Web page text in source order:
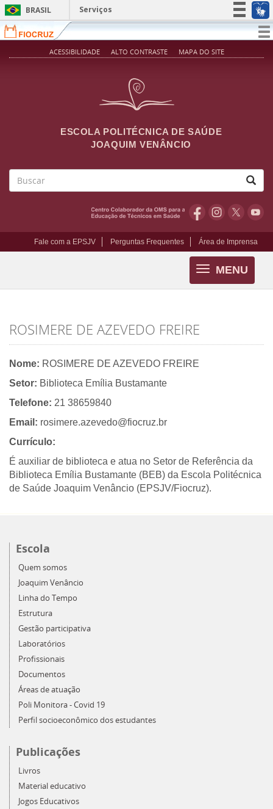
Pular para o conteúdo principal
BRASIL
Serviços
Simplifique!
Participe
ACESSIBILIDADE ALTO CONTRASTE MAPA DO SITE
ESCOLA POLITÉCNICA DE SAÚDE
JOAQUIM VENÂNCIO
Fale com a EPSJV Perguntas Frequentes Área de Imprensa
MENU
Toggle
navigation
ROSIMERE DE AZEVEDO FREIRE
Nome: ROSIMERE DE AZEVEDO FREIRE
Setor: Biblioteca Emília Bustamante
Telefone: 21 38659840
Email: rosimere.azevedo@fiocruz.br
Currículo:
É auxiliar de biblioteca e atua no Setor de Referência da
Biblioteca Emília Bustamante (BEB) da Escola Politécnica
de Saúde Joaquim Venâncio (EPSJV/Fiocruz).
Escola
Quem somos
Joaquim Venâncio
Linha do Tempo
Estrutura
Gestão participativa
Laboratórios
Profissionais
Documentos
Áreas de atuação
Poli Monitora - Covid 19
Perfil socioeconômico dos estudantes
Publicações
Livros
Material educativo
Jogos Educativos